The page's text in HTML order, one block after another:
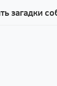
загадки